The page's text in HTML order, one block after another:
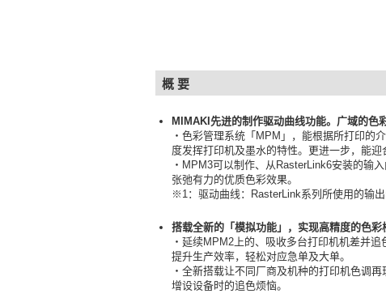
概 要
MIMAKI先进的制作驱动曲线功能。广域的色
・色彩管理系统「MPM」，能根据所打印的
度发挥打印机及墨水的特性。更进一步，能
・MPM3可以制作、从RasterLink6安装的输
张弛有力的优质色彩效果。
※1：驱动曲线：RasterLink系列所使用的输
搭载全新的「模拟功能」，实现高精度的色彩
・延续MPM2上的、吸收多台打印机机差并
提升生产效率，轻松对应急单及大单。
・全新搭载让不同厂商及机种的打印机色调
增设设备时的追色烦恼。